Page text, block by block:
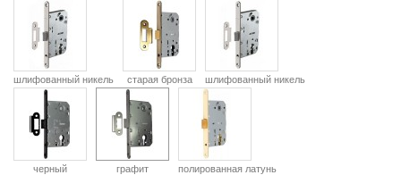
шлифованный никель старая бронза шлифованный никель
черный графит полированная латунь